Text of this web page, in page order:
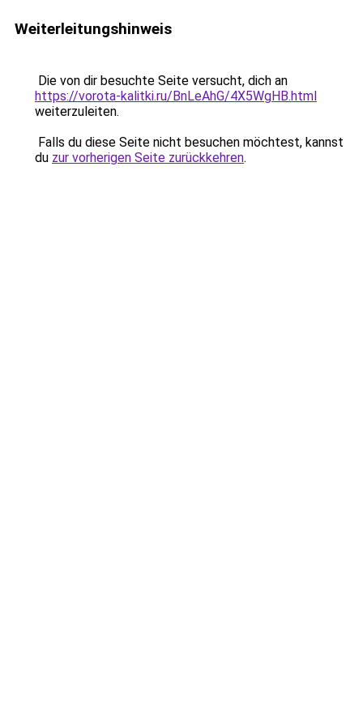
Weiterleitungshinweis
Die von dir besuchte Seite versucht, dich an
https://vorota-kalitki.ru/BnLeAhG/4X5WgHB.html
weiterzuleiten.
Falls du diese Seite nicht besuchen möchtest, kannst
du zur vorherigen Seite zurückkehren.